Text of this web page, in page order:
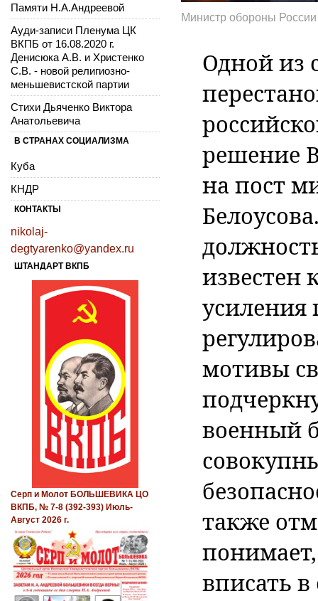
Министр обороны
Одной из
решение
на пост
известен
усиления
мотивы
военный
также
вписать
Памяти Н.А.Андреевой
Ауди-записи Пленума ЦК
ВКПБ от 16.08.2020 г.
Денисюка А.В. и Христенко
С.В. - новой религиозно-
меньшевистской партии
Стихи Дьяченко Виктора
Анатольевича
В СТРАНАХ СОЦИАЛИЗМА
Куба
КНДР
КОНТАКТЫ
nikolaj-
degtyarenko@yandex.ru
ШТАНДАРТ ВКПБ
Серп и Молот БОЛЬШЕВИКА ЦО
ВКПБ, № 7-8 (392-393) Июль-
Август 2026 г.